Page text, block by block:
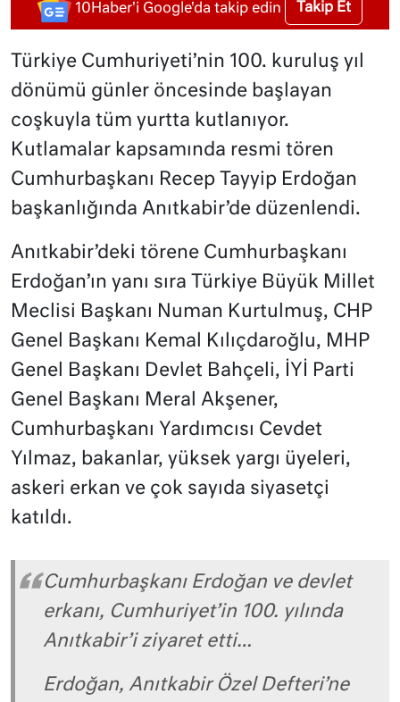
10Haber'i Google'da takip edin Takip Et
Türkiye Cumhuriyeti’nin 100. kuruluş yıl
dönümü günler öncesinde başlayan
coşkuyla tüm yurtta kutlanıyor.
Kutlamalar kapsamında resmi tören
Cumhurbaşkanı Recep Tayyip Erdoğan
başkanlığında Anıtkabir’de düzenlendi.
Anıtkabir’deki törene Cumhurbaşkanı
Erdoğan’ın yanı sıra Türkiye Büyük Millet
Meclisi Başkanı Numan Kurtulmuş, CHP
Genel Başkanı Kemal Kılıçdaroğlu, MHP
Genel Başkanı Devlet Bahçeli, İYİ Parti
Genel Başkanı Meral Akşener,
Cumhurbaşkanı Yardımcısı Cevdet
Yılmaz, bakanlar, yüksek yargı üyeleri,
askeri erkan ve çok sayıda siyasetçi
katıldı.
Cumhurbaşkanı Erdoğan ve devlet
erkanı, Cumhuriyet’in 100. yılında
Anıtkabir’i ziyaret etti…
Erdoğan, Anıtkabir Özel Defteri’ne